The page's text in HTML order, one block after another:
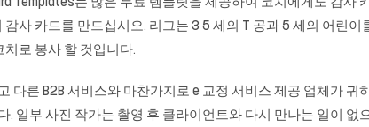
Templates는 많은 무료 템플릿을 제공하여 코치에게도 감
사 카드를 만드십시오. 리그는 3 5 세의 T 공과 5 세의 어린
로 봉사 할 것입니다.
다른 B2B 서비스와 마찬가지로 e 교정 서비스 제공 업체가
. 일부 사진 작가는 촬영 후 클라이언트와 다시 만나는 일이